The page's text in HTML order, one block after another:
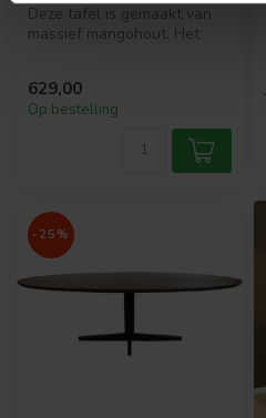
Deze tafel is gemaakt van
massief mangohout. Het
629,00
Op bestelling
-25%